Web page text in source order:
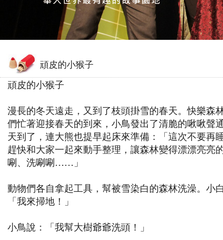
頑皮的小猴子
頑皮的小猴子
漫長的冬天遠走，又到了枝頭掛雪的春天。快樂森
們忙著迎接春天的到來，小鳥發出了清脆的啾啾聲
天到了，連大熊也提早起床來準備：「這次不要再
趕快和大家一起來動手整理，讓森林變得漂漂亮亮
唰、洗唰唰……」
動物們各自拿起工具，幫被雪染白的森林洗澡。小
「我來掃地！」
小鳥說：「我幫大樹爺爺洗頭！」